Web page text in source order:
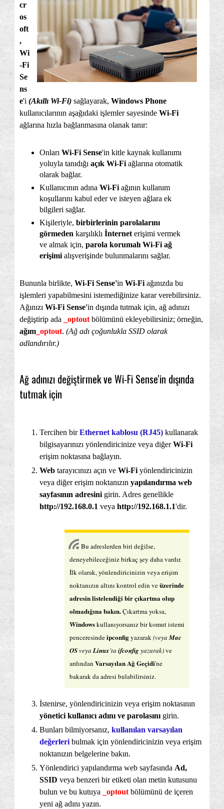
cr
os
oft
,
Wi
-Fi
Se
ns
e'i (Akıllı Wi-Fi) sağlayarak, Windows Phone
kullanıcılarının aşağıdaki işlemler sayesinde Wi-Fi
ağlarına hızla bağlanmasına olanak tanır:
Onları Wi-Fi Sense'in kitle kaynak kullanımı
yoluyla tanıdığı açık Wi-Fi ağlarına otomatik
olarak bağlar.
Kullanıcının adına Wi-Fi ağının kullanım
koşullarını kabul eder ve isteyen ağlara ek
bilgileri sağlar.
Kişileriyle, birbirlerinin parolalarını
görmeden karşılıklı İnternet erişimi vermek
ve almak için, parola korumalı Wi-Fi ağ
erişimi alışverişinde bulunmalarını sağlar.
Bununla birlikte, Wi-Fi Sense'in Wi-Fi ağınızda bu
işlemleri yapabilmesini istemediğinize karar verebilirsiniz.
Ağınızı Wi-Fi Sense'in dışında tutmak için, ağ adınızı
değiştirip ada
_optout bölümünü ekleyebilirsiniz; örneğin,
ağım _optout. (Ağ adı çoğunlukla SSID olarak
adlandırılır.)
Ağ adınızı değiştirmek ve Wi-Fi Sense'in dışında
tutmak için
Tercihen birEthernet kablosu (RJ45) kullanarak
bilgisayarınızı yönlendiricinize veya diğerWi-Fi
erişim noktasına bağlayın.
Web tarayıcınızı açın ve Wi-Fi yönlendiricinizin
veya diğer erişim noktanızın yapılandırma web
sayfasının adresini girin. Adres genellikle
http://192.168.0.1 veya http://192.168.1.1'dir.
Bu adreslerden biri değilse,
deneyebileceğiniz birkaç şey daha vardır.
İlk olarak, yönlendiricinizin veya erişim
noktanızın altını kontrol edin veüzerinde
adresin listelendiği bir çıkartma olup
olmadığına bakın.Çıkartma yoksa,
Windowskullanıyorsanız bir komut istemi
penceresindeipconfigyazarak(veyaMac
OSveyaLinux'ta ifconfigyazarak)ve
ardından Varsayılan Ağ Geçidi'ne
bakarak da adresi bulabilirsiniz.
İstenirse, yönlendiricinizin veya erişim noktasının
yönetici kullanıcı adını ve parolasını girin.
Bunları bilmiyorsanız, kullanılan varsayılan
değerleri bulmak için yönlendiricinizin veya erişim
noktanızın belgelerine bakın.
Yönlendirici yapılandırma web sayfasında Ad,
SSID veya benzeri bir etiketi olan metin kutusunu
bulun ve bu kutuya
_optout bölümünü de içeren
yeni ağ adını yazın.